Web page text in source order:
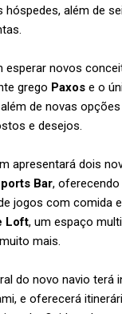
hóspedes, além de
esperar novos
grego Paxos e o
de novas
e desejos.
apresentará dois
Bar,
jogos com comida
Loft, um espaço
mais.
do novo navio terá
e oferecerá